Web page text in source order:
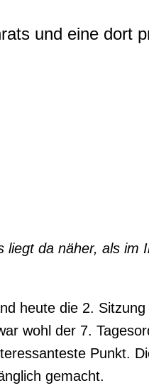
und eine dort
da näher, als
heute die 2.
wohl der 7.
Punkt.
gemacht.